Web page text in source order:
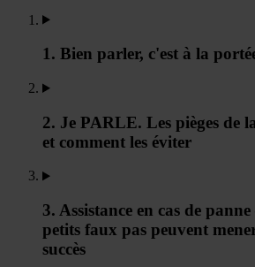
1. Bien parler, c'est à la
2. Je PARLE. Les pièges de
et comment les éviter
3. Assistance en cas de
petits faux pas peuvent
succès